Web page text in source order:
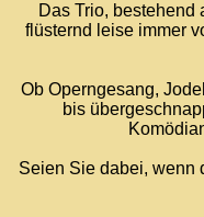
Das Trio, bestehend
flüsternd leise immer
Ob Operngesang,
bis
Seien Sie dabei, wenn